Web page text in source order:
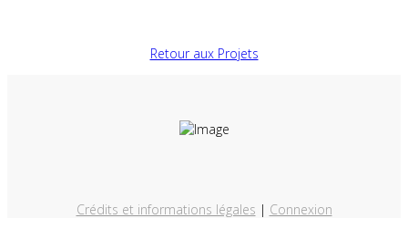
Retour aux Projets
Crédits et informations légales | Connexion